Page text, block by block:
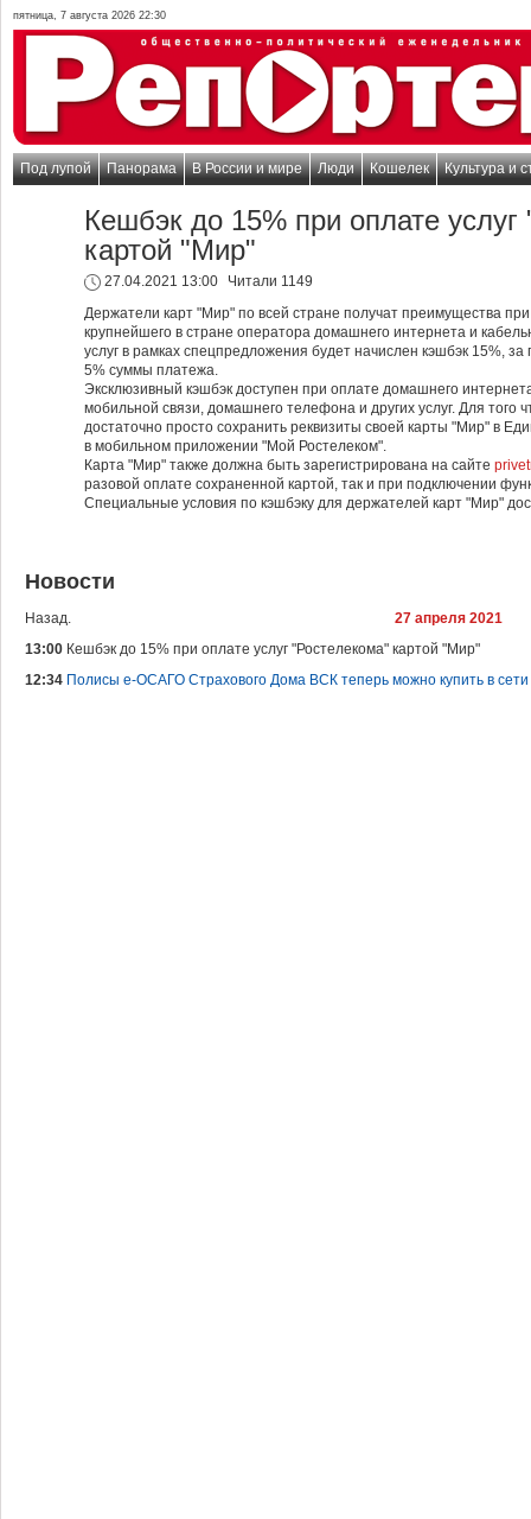
пятница, 7 августа 2026 22:30
Под лупой Панорама В России и мире Люди Кошелек Культура и
Кешбэк до 15% при оплате услуг
картой "Мир"
27.04.2021 13:00
Читали 1149
Держатели карт "Мир" по всей стране получат преимущества при
крупнейшего в стране оператора домашнего интернета и
услуг в рамках спецпредложения будет начислен кэшбэк 15%,
5% суммы платежа.
Эксклюзивный кэшбэк доступен при оплате домашнего
мобильной связи, домашнего телефона и других услуг. Для того
достаточно просто сохранить реквизиты своей карты "Мир" в
в мобильном приложении "Мой Ростелеком".
Карта "Мир" также должна быть зарегистрирована на сайте
разовой оплате сохраненной картой, так и при подключении
Специальные условия по кэшбэку для держателей карт "Мир"
Новости
Назад.
27 апреля 2021
13:00 Кешбэк до 15% при оплате услуг "Ростелекома" картой "Мир"
12:34 Полисы е-ОСАГО Страхового Дома ВСК теперь можно купить в